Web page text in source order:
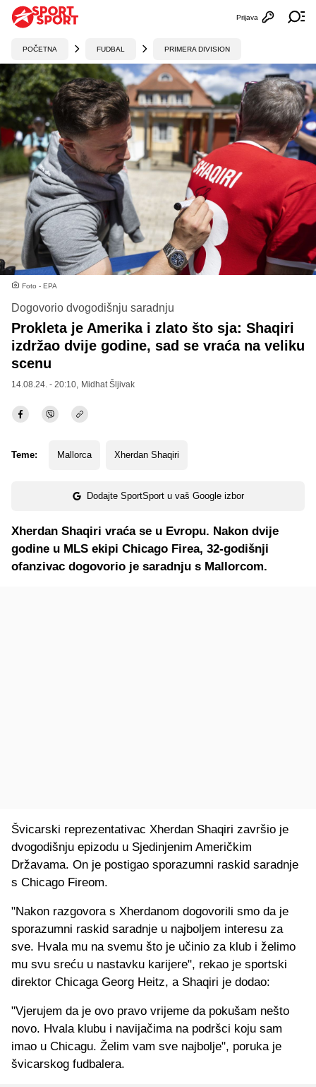
Otvori
Prijava
POČETNA FUDBAL PRIMERA DIVISION
Foto - EPA
Dogovorio dvogodišnju saradnju
Prokleta je Amerika i zlato što sja: Shaqiri
izdržao dvije godine, sad se vraća na veliku
scenu
14.08.24. - 20:10, Midhat Šljivak
Teme: Mallorca Xherdan Shaqiri
Dodajte SportSport u vaš Google izbor
Xherdan Shaqiri vraća se u Evropu. Nakon dvije
godine u MLS ekipi Chicago Firea, 32-godišnji
ofanzivac dogovorio je saradnju s Mallorcom.
Švicarski reprezentativac Xherdan Shaqiri završio je
dvogodišnju epizodu u Sjedinjenim Američkim
Državama. On je postigao sporazumni raskid saradnje
s Chicago Fireom.
"Nakon razgovora s Xherdanom dogovorili smo da je
sporazumni raskid saradnje u najboljem interesu za
sve. Hvala mu na svemu što je učinio za klub i želimo
mu svu sreću u nastavku karijere", rekao je sportski
direktor Chicaga Georg Heitz, a Shaqiri je dodao:
"Vjerujem da je ovo pravo vrijeme da pokušam nešto
novo. Hvala klubu i navijačima na podršci koju sam
imao u Chicagu. Želim vam sve najbolje", poruka je
švicarskog fudbalera.